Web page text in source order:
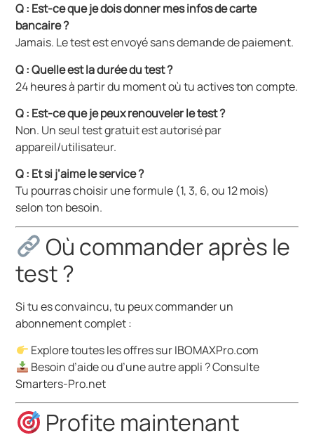
Q : Est-ce que je dois donner mes infos de carte
bancaire ?
Jamais. Le test est envoyé sans demande de paiement.
Q : Quelle est la durée du test ?
24 heures à partir du moment où tu actives ton compte.
Q : Est-ce que je peux renouveler le test ?
Non. Un seul test gratuit est autorisé par
appareil/utilisateur.
Q : Et si j’aime le service ?
Tu pourras choisir une formule (1, 3, 6, ou 12 mois)
selon ton besoin.
Où commander après le
test ?
Si tu es convaincu, tu peux commander un
abonnement complet :
Explore toutes les offres surIBOMAXPro.com
Besoin d’aide ou d’une autre appli ? Consulte
Smarters-Pro.net
Profite maintenant